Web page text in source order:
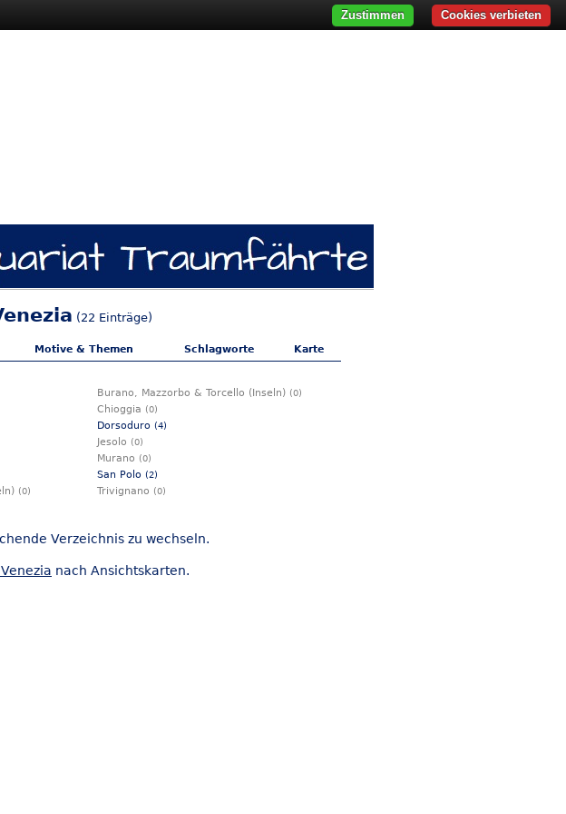
(22 Einträge)
Motive & Themen Schlagworte Karte
Burano, Mazzorbo & Torcello (Inseln) (0)
Chioggia (0)
Dorsoduro (4)
Jesolo (0)
Murano (0)
San Polo (2)
(0) Trivignano (0)
Verzeichnis zu wechseln.
nach Ansichtskarten.
Cookies verbieten
Zustimmen